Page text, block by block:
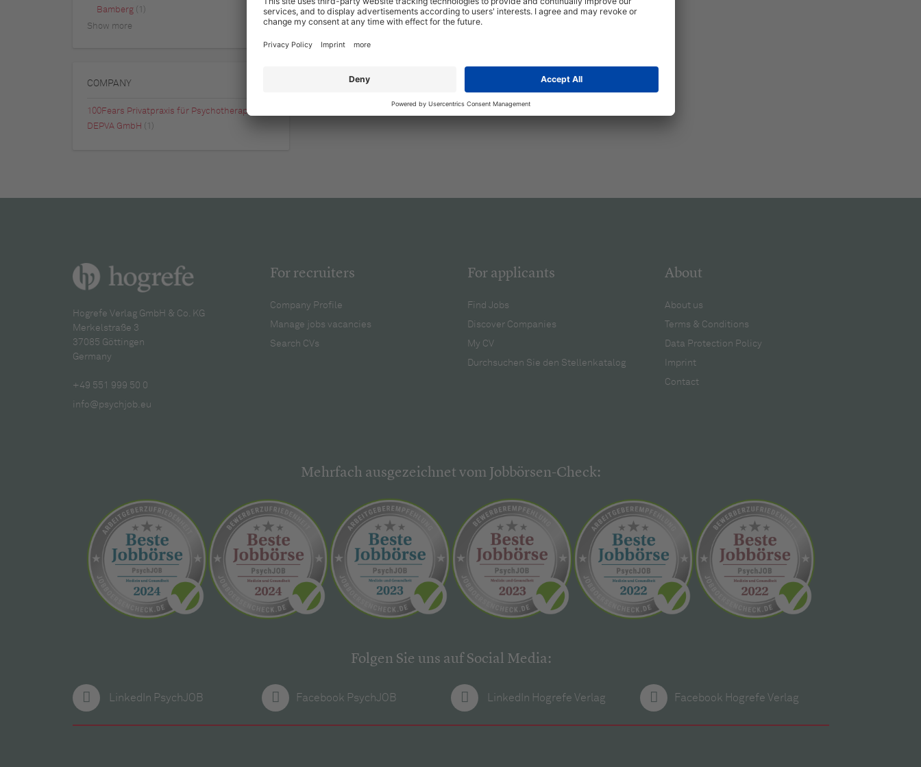
Bamberg (1)
Show more
COMPANY
100Fears Privatpraxis für Psychotherapie
DEPVA GmbH
(1)
Hogrefe Verlag GmbH & Co. KG
Merkelstraße 3
37085 Göttingen
Germany
+49 551 999 50 0
info@psychjob.eu
For recruiters
Company Profile
Manage jobs vacancies
Search CVs
For applicants
Find Jobs
Discover Companies
My CV
Durchsuchen Sie den Stellenkatalog
About
About us
Terms & Conditions
Data Protection Policy
Imprint
Contact
Mehrfach ausgezeichnet vom Jobbörsen-Check:
Folgen Sie uns auf Social Media:
LinkedIn PsychJOB Facebook PsychJOB LinkedIn Hogrefe Verlag Facebook Hogrefe Verlag